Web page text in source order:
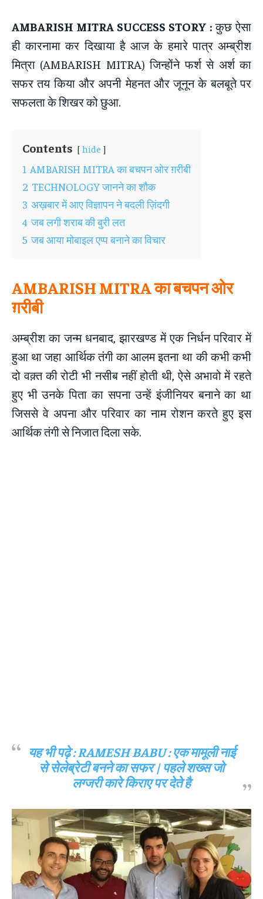
AMBARISH MITRA SUCCESS STORY :कुछ ऐसा
ही कारनामा कर दिखाया है आज के हमारे पात्र अम्ब्रीश
मित्रा (AMBARISH MITRA) जिन्होंने फर्श से अर्श का
सफर तय किया और अपनी मेहनत और जूनून के बलबूते पर
सफलता के शिखर को छुआ.
Contents hide
1 AMBARISH MITRA का बचपन ओर ग़रीबी
2 TECHNOLOGY जानने का शौक
3 अख़बार में आए विज्ञापन ने बदली ज़िंदगी
4 जब लगी शराब की बुरी लत
5 जब आया मोबाइल एप्प बनाने का विचार
AMBARISH MITRA का बचपन ओर
ग़रीबी
अम्ब्रीश का जन्म धनबाद, झारखण्ड में एक निर्धन परिवार में
हुआ था जहा आर्थिक तंगी का आलम इतना था की कभी कभी
दो वक़्त की रोटी भी नसीब नहीं होती थी, ऐसे अभावो में रहते
हुए भी उनके पिता का सपना उन्हें इंजीनियर बनाने का था
जिससे वे अपना और परिवार का नाम रोशन करते हुए इस
आर्थिक तंगी से निजात दिला सके.
यह भी पढ़े :RAMESH BABU : एक मामूली नाई
से सेलेब्रेटी बनने का सफर | पहले शख्स जो
लग्जरी कारे किराए पर देते है